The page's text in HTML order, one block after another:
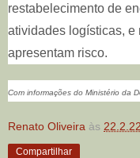
restabelecimento de
atividades logísticas, e
apresentam risco.
Com informações do Ministério da
Renato Oliveira às 22.2.22
Compartilhar